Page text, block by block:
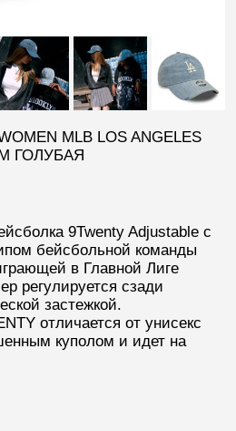
MLB LOS ANGELES
ГОЛУБАЯ
9Twenty Adjustableс
бейсбольной команды
в Главной Лиге
регулируется сзади
застежкой.
отличается от унисекс
куполом и идет на